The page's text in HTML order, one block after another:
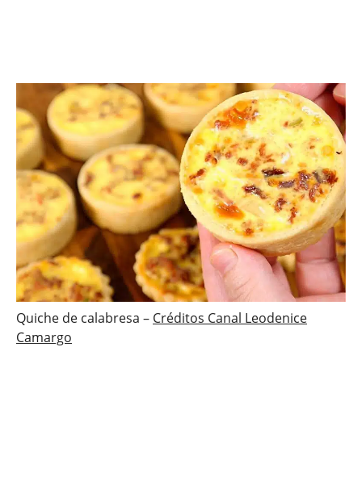
Quiche de calabresa – Créditos Canal Leodenice
Camargo